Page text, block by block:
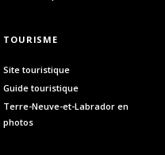
TOURISME
Site touristique
Guide touristique
Terre-Neuve-et-Labrador en
photos